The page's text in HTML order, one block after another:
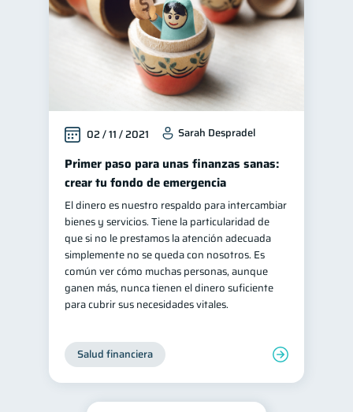
02 / 11 / 2021 Sarah Despradel
Primer paso para unas finanzas sanas:
crear tu fondo de emergencia
El dinero es nuestro respaldo para intercambiar
bienes y servicios. Tiene la particularidad de
que si no le prestamos la atención adecuada
simplemente no se queda con nosotros. Es
común ver cómo muchas personas, aunque
ganen más, nunca tienen el dinero suficiente
para cubrir sus necesidades vitales.
Salud financiera